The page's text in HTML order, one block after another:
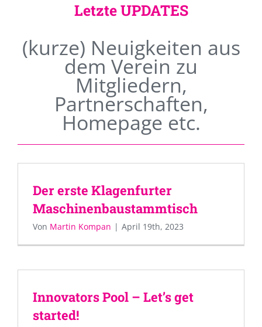
Letzte UPDATES
(kurze) Neuigkeiten aus
dem Verein zu
Mitgliedern,
Partnerschaften,
Homepage etc.
Der erste Klagenfurter
Maschinenbaustammtisch
Von Martin Kompan | April 19th, 2023
Innovators Pool – Let’s get
started!